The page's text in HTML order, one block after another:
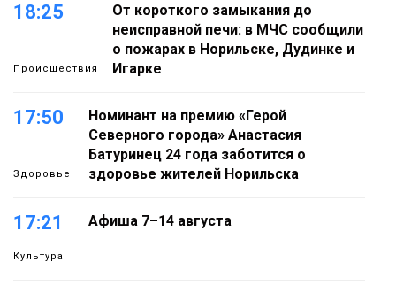
18:25
Происшествия
От короткого замыкания до
неисправной печи: в МЧС сообщили
о пожарах в Норильске, Дудинке и
Игарке
17:50
Здоровье
Номинант на премию «Герой
Северного города» Анастасия
Батуринец 24 года заботится о
здоровье жителей Норильска
17:21
Культура
Афиша 7–14 августа